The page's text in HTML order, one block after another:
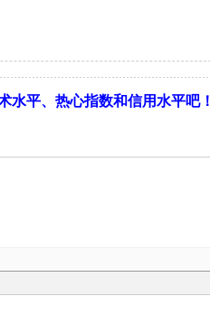
水平、热心指数和信用水平吧！